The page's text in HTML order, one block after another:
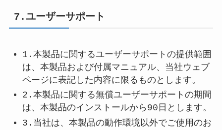
7.ユーザーサポート
1.本製品に関するユーザーサポートの提供範囲
は、本製品および付属マニュアル、当社ウェブ
ページに表記した内容に限るものとします。
2.本製品に関する無償ユーザーサポートの期間
は、本製品のインストールから90日とします。
3.当社は、本製品の動作環境以外でご使用のお